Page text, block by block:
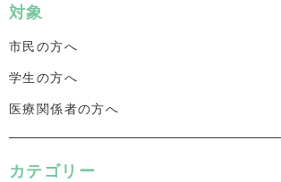
対象
市民の方へ
学生の方へ
医療関係者の方へ
カテゴリー